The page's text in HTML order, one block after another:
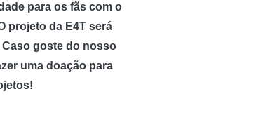
para os fãs com o
projeto da E4T será
goste do nosso
uma doação para